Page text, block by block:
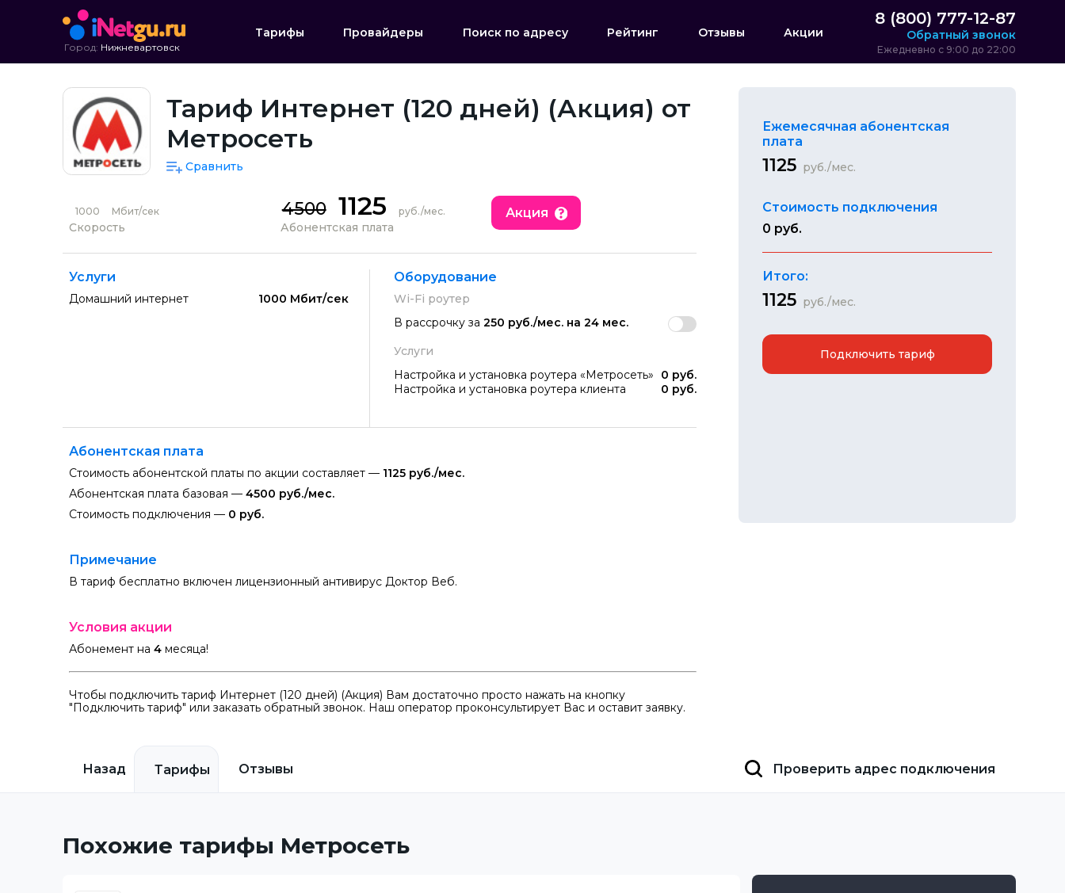
Город: Нижневартовск
Тарифы Провайдеры Поиск по адресу Рейтинг Отзывы Акции
8 (800) 777-12-87
Обратный звонок
Ежедневно с 9:00 до 22:00
Тариф Интернет (120 дней) (Акция) от
Метросеть
Сравнить
1000 Мбит/сек
Скорость
4500 1125 руб./мес.
Абонентская плата
Акция
Услуги
Домашний интернет 1000 Мбит/сек
Оборудование
Wi-Fi роутер
В рассрочку за 250 руб./мес. на 24 мес.
Услуги
Настройка и установка роутера «Метросеть»
0 руб.
Настройка и установка роутера клиента
0 руб.
Абонентская плата
Стоимость абонентской платы по акции составляет — 1125 руб./мес.
Абонентская плата базовая — 4500 руб./мес.
Стоимость подключения — 0 руб.
Примечание
В тариф бесплатно включен лицензионный антивирус Доктор Веб.
Условия акции
Абонемент на 4 месяца!
Чтобы подключить тариф Интернет (120 дней) (Акция) Вам достаточно просто нажать на кнопку
"Подключить тариф" или заказать обратный звонок. Наш оператор проконсультирует Вас и оставит заявку.
Ежемесячная абонентская
плата
1125 руб./мес.
Стоимость подключения
0 руб.
Итого:
1125 руб./мес.
Подключить тариф
Назад Тарифы Отзывы Проверить адрес подключения
Похожие тарифы Метросеть